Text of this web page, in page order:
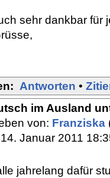
sehr dankbar für
Antworten •
im Ausland
von: Franziska
Januar 2011
jahrelang dafür